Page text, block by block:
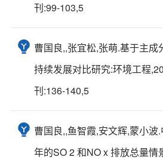
刊:99-103,5
曹国良,,张宜松,张萌.基于主
持续发展对比研究:环境工程
刊:136-140,5
曹国良,,鱼智霞,安文辉,蒙小
年的SO 2 和NO x 排放总量情